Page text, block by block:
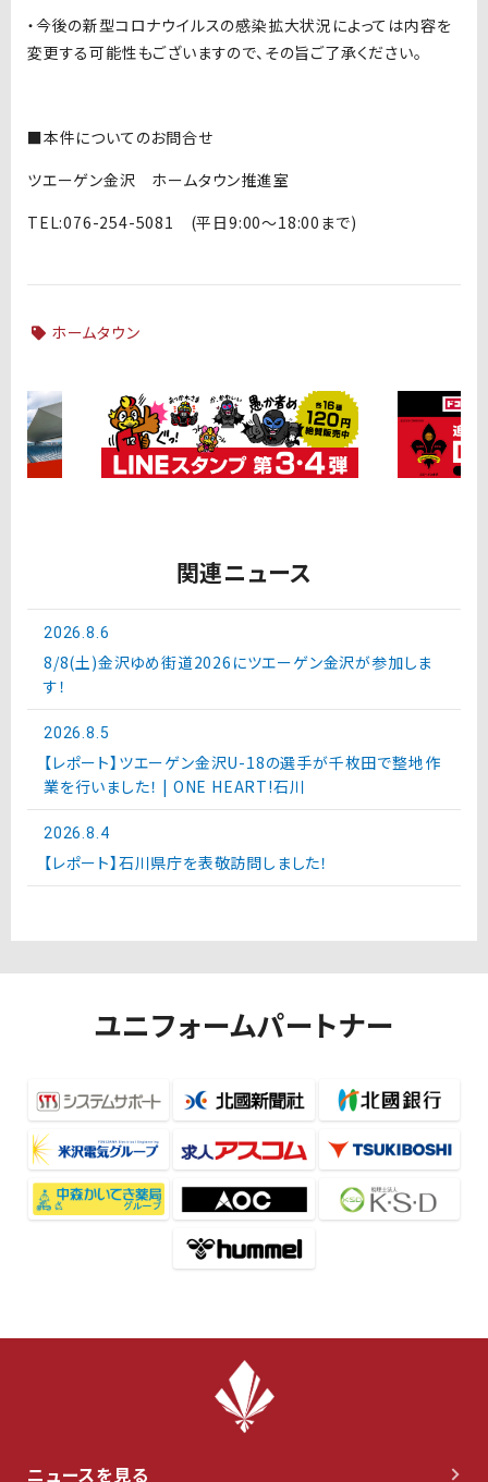
・今後の新型コロナウイルスの感染拡大状況によっては内容を
変更する可能性もございますので、その旨ご了承ください。
■本件についてのお問合せ
ツエーゲン金沢 ホームタウン推進室
TEL:076-254-5081 (平日9:00～18:00まで)
ホームタウン
関連ニュース
2026.8.6
8/8(土)金沢ゆめ街道2026にツエーゲン金沢が参加しま
す！
2026.8.5
【レポート】ツエーゲン金沢U-18の選手が千枚田で整地作
業を行いました！ | ONE HEART!石川
2026.8.4
【レポート】石川県庁を表敬訪問しました！
ユニフォームパートナー
ニュースを見る